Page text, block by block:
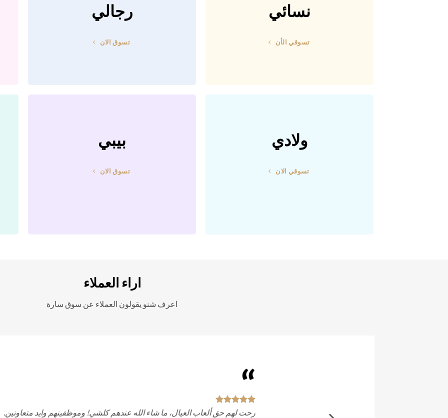
نسائي
تسوقي الأن
رجالي
تسوق الان
ولادي
تسوقي الان
بيبي
تسوق الان
اراء العملاء
اعرف شنو يقولون العملاء عن سوق سارة
“
رحت لهم حق ألعاب العيال، ما شاء الله عندهم كلشي! وموظفينهم وايد متعاونين.